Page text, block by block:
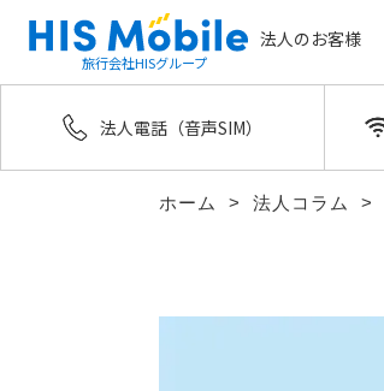
旅行会社HISグループ
法人のお客様
法人電話（音声SIM）
ホーム 法人コラム